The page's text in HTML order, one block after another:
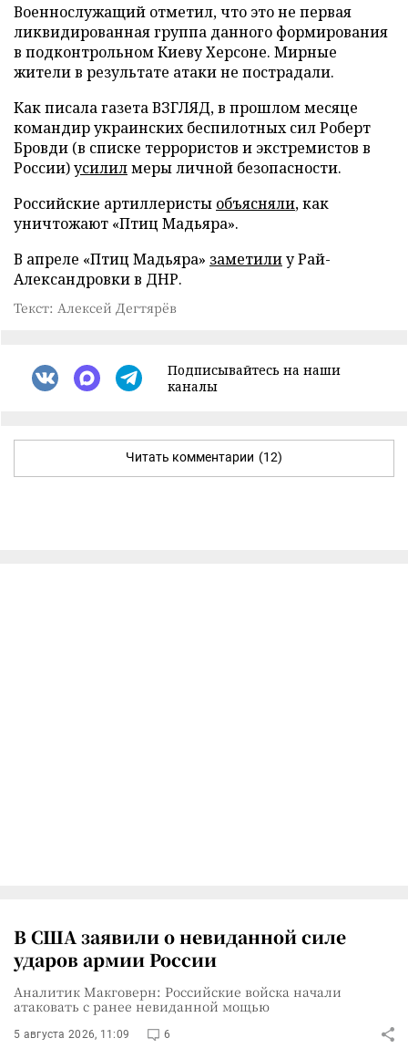
Военнослужащий отметил, что это не первая
ликвидированная группа данного формирования
в подконтрольном Киеву Херсоне. Мирные
жители в результате атаки не пострадали.
Как писала газета ВЗГЛЯД, в прошлом месяце
командир украинских беспилотных сил Роберт
Бровди (в списке террористов и экстремистов в
России)усилилмеры личной безопасности.
Российские артиллеристы объясняли, как
уничтожают «Птиц Мадьяра».
В апреле «Птиц Мадьяра» заметилиу Рай-
Александровки в ДНР.
Текст: Алексей Дегтярёв
Подписывайтесь на наши
каналы
Читать комментарии (12)
В США заявили о невиданной силе
ударов армии России
Аналитик Макговерн: Российские войска начали
атаковать с ранее невиданной мощью
5 августа 2026, 11:09 6